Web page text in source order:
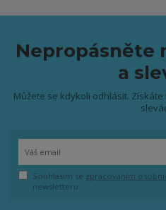
Nepropásněte
a
Můžete se kdykoli odhlásit.
Souhlasím se zpracováním
newsletteru.